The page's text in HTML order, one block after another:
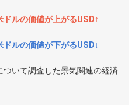
ルの価値が上がるUSD↑
ルの価値が下がるUSD↓
いて調査した景気関連の経済